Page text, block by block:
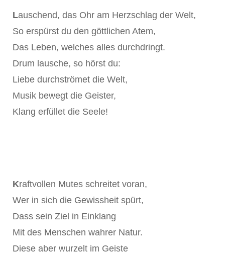
Lauschend, das Ohr am Herzschlag der Welt,
So erspürst du den göttlichen Atem,
Das Leben, welches alles durchdringt.
Drum lausche, so hörst du:
Liebe durchströmet die Welt,
Musik bewegt die Geister,
Klang erfüllet die Seele!
Kraftvollen Mutes schreitet voran,
Wer in sich die Gewissheit spürt,
Dass sein Ziel in Einklang
Mit des Menschen wahrer Natur.
Diese aber wurzelt im Geiste